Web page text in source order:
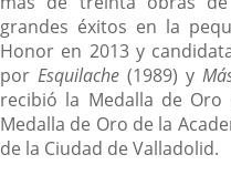
grandes éxitos en la
Honor en 2013 y
porEsquilache (1989) y
recibió la Medalla de Oro
Medalla de Oro de la
de la Ciudad de Valladolid.